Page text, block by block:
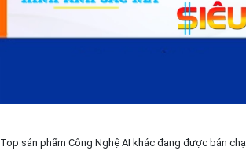
Top sản phẩm Công Nghệ AI khác đang được bán